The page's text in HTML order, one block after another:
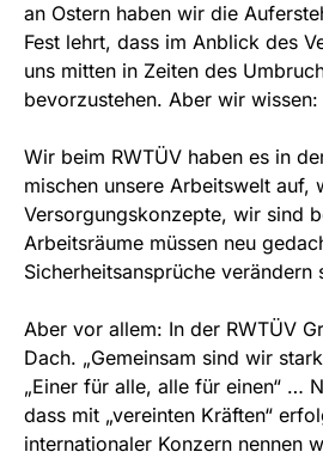
an Ostern haben wir die
Fest lehrt, dass im Anblick des
uns mitten in Zeiten des
bevorzustehen. Aber wir
Wir beim RWTÜV haben es in
mischen unsere Arbeitswelt auf,
Versorgungskonzepte, wir sind
Arbeitsräume müssen neu
Sicherheitsansprüche
Aber vor allem: In der RWTÜV
Dach. „Gemeinsam sind wir
„Einer für alle, alle für einen“ …
dass mit „vereinten Kräften“
internationaler Konzern nennen